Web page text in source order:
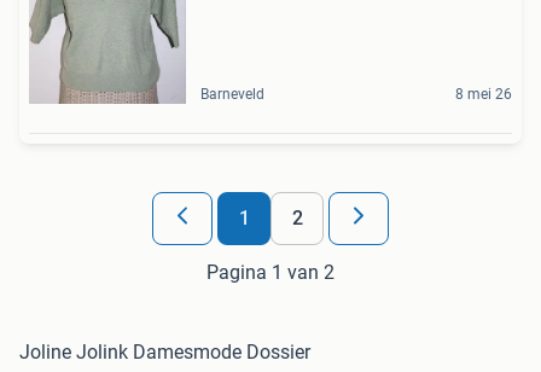
Barneveld 8 mei 26
1 2
Pagina 1 van 2
Joline Jolink Damesmode Dossier